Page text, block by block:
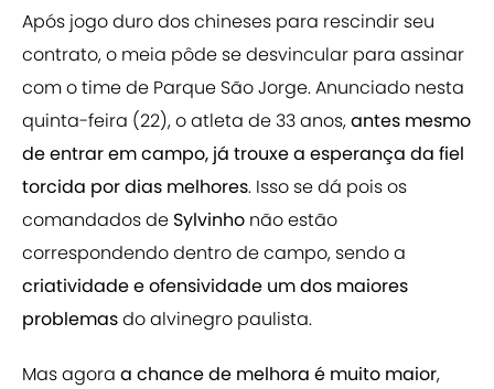
Após jogo duro dos chineses para rescindir seu
contrato, o meia pôde se desvincular para assinar
com o time de Parque São Jorge. Anunciado nesta
quinta-feira (22), o atleta de 33 anos,antes mesmo
de entrar em campo, já trouxe a esperança da fiel
torcida por dias melhores. Isso se dá pois os
comandados de Sylvinho não estão
correspondendo dentro de campo, sendo a
criatividade e ofensividade um dos maiores
problemasdo alvinegro paulista.
Mas agora a chance de melhora é muito maior,